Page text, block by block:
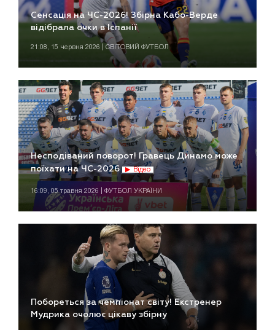
Сенсація на ЧС-2026! Збірна Кабо-Верде
відібрала очки в Іспанії
21:08, 15 червня 2026 | СВІТОВИЙ ФУТБОЛ
Несподіваний поворот! Гравець Динамо може
поїхати на ЧС-2026
Відео
16:09, 05 травня 2026 | ФУТБОЛ УКРАЇНИ
Побореться за чемпіонат світу! Екстренер
Мудрика очолює цікаву збірну